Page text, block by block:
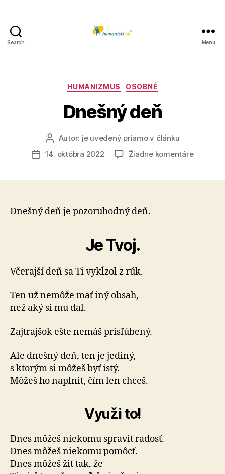
Search Menu
Kategórie
HUMANIZMUS OSOBNÉ
Dnešný deň
Autor
článku
Autor: je uvedený priamo v článku
Dátum
14. októbra 2022 Žiadne komentárena
Dnešný deň je pozoruhodný deň.
Je Tvoj.
Včerajší deň sa Ti vykĺzol z rúk.
Ten už nemôže mať iný obsah,
než aký si mu dal.
Zajtrajšok ešte nemáš prisľúbený.
Ale dnešný deň, ten je jediný,
s ktorým si môžeš byť istý.
Môžeš ho naplniť, čím len chceš.
Využi to!
Dnes môžeš niekomu spraviť radosť.
Dnes môžeš niekomu pomôcť.
Dnes môžeš žiť tak, že